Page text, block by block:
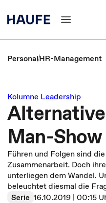
PersonalHR-Management
Kolumne Leadership
Man-Show
Führen und Folgen sind
Zusammenarbeit. Doch
unterliegen dem Wandel.
beleuchtet diesmal die
Serie 16.10.2019 | 00:15